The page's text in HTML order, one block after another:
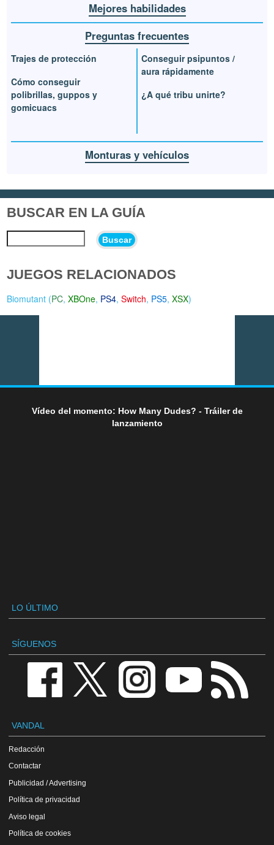
Mejores habilidades
Preguntas frecuentes
Trajes de protección
Cómo conseguir
polibrillas, guppos y
gomicuacs
Conseguir psipuntos /
aura rápidamente
¿A qué tribu unirte?
Monturas y vehículos
BUSCAR EN LA GUÍA
Buscar
JUEGOS RELACIONADOS
Biomutant (PC,XBOne, PS4,Switch, PS5,XSX)
Vídeo del momento: How Many Dudes? - Tráiler de
lanzamiento
LO ÚLTIMO
SÍGUENOS
VANDAL
Redacción
Contactar
Publicidad / Advertising
Política de privacidad
Aviso legal
Política de cookies